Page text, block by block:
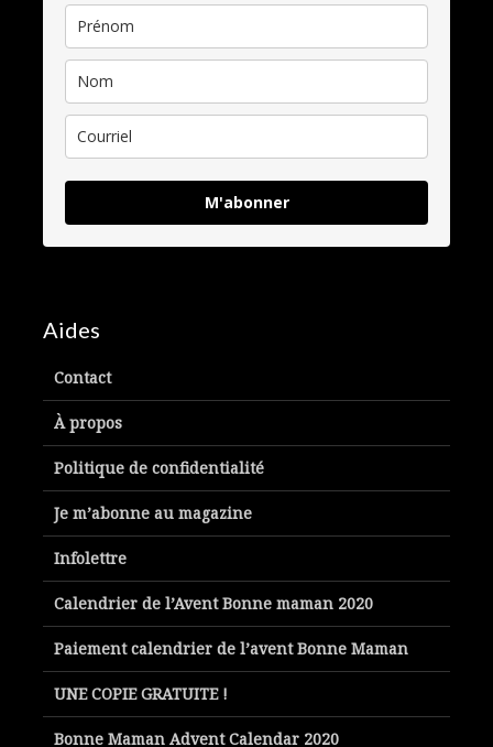
M'abonner
Aides
Contact
À propos
Politique de confidentialité
Je m’abonne au magazine
Infolettre
Calendrier de l’Avent Bonne maman 2020
Paiement calendrier de l’avent Bonne Maman
UNE COPIE GRATUITE !
Bonne Maman Advent Calendar 2020